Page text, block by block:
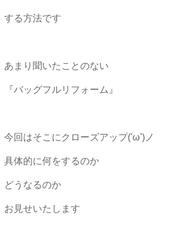
する方法です
あまり聞いたことのない
『バッグフルリフォーム』
今回はそこにクローズアップ('ω')ノ
具体的に何をするのか
どうなるのか
お見せいたします